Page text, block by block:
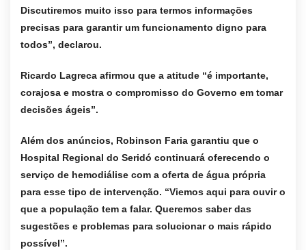
Discutiremos muito isso para termos informações
precisas para garantir um funcionamento digno para
todos”, declarou.
Ricardo Lagreca afirmou que a atitude “é importante,
corajosa e mostra o compromisso do Governo em tomar
decisões ágeis”.
Além dos anúncios, Robinson Faria garantiu que o
Hospital Regional do Seridó continuará oferecendo o
serviço de hemodiálise com a oferta de água própria
para esse tipo de intervenção. “Viemos aqui para ouvir o
que a população tem a falar. Queremos saber das
sugestões e problemas para solucionar o mais rápido
possível”.